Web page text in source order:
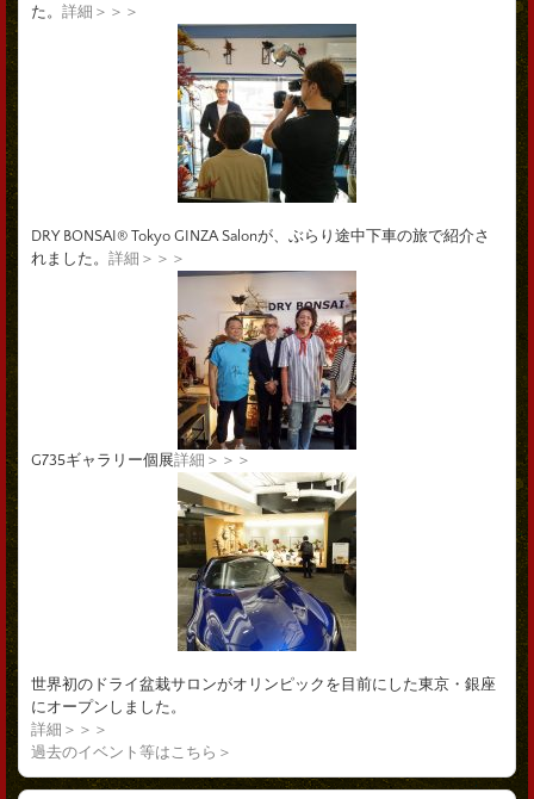
た。 詳細＞＞＞
DRY BONSAI® Tokyo GINZA Salonが、ぶらり途中下車の旅で紹介さ
れました。 詳細＞＞＞
G735ギャラリー個展詳細＞＞＞
世界初のドライ盆栽サロンがオリンピックを目前にした東京・銀座
にオープンしました。
詳細＞＞＞
過去のイベント等はこちら＞